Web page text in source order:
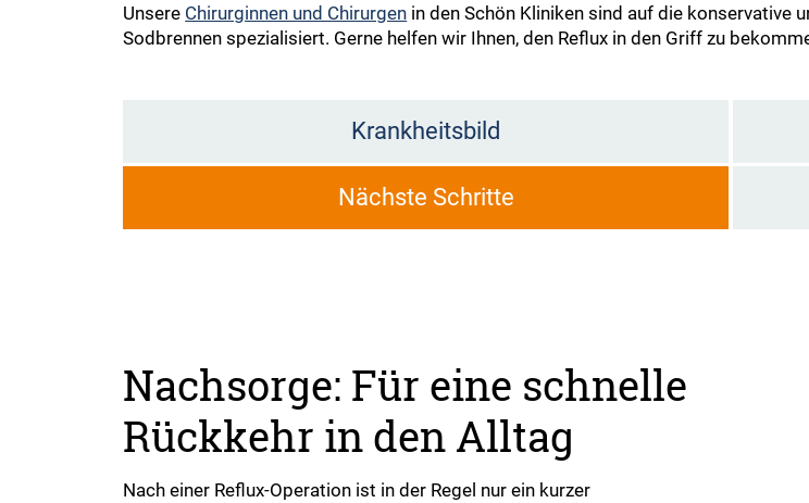
Unsere Chirurginnen und Chirurgen in den Schön Kliniken sind auf die konservative
Sodbrennen spezialisiert. Gerne helfen wir Ihnen, den Reflux in den Griff zu
Krankheitsbild
Nächste Schritte
Nachsorge: Für eine schnelle
Rückkehr in den Alltag
Nach einer Reflux-Operation ist in der Regel nur ein kurzer